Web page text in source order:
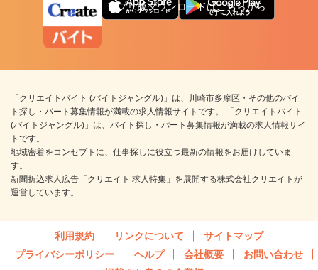
アプリ版ダウンロードはこちらから
「クリエイトバイト (バイトジャングル)」は、川崎市多摩区・その他のバイ
ト探し・パート募集情報が満載の求人情報サイトです。 「クリエイトバイト
(バイトジャングル)」は、バイト探し・パート募集情報が満載の求人情報サイ
トです。
地域密着をコンセプトに、仕事探しに役立つ最新の情報をお届けしていま
す。
新聞折込求人広告「クリエイト 求人特集」を展開する株式会社クリエイトが
運営しています。
利用規約 リンクについて
サイトマップ
プライバシーポリシー
ヘルプ 会社概要
お問い合わせ